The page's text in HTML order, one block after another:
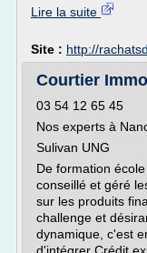
Lire la suite
Site : http://
Courtier
03 54 12 65 45
Nos experts à
Sulivan UNG
De formation
conseillé et géré
sur les produits
challenge et
dynamique, c'est